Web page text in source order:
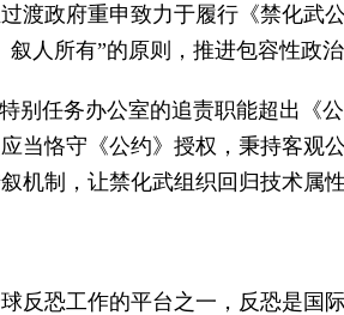
渡政府重申致力于履行《禁化武
叙人所有”的原则，推进包容性政
别任务办公室的追责职能超出《
当恪守《公约》授权，秉持客观
机制，让禁化武组织回归技术属
反恐工作的平台之一，反恐是国